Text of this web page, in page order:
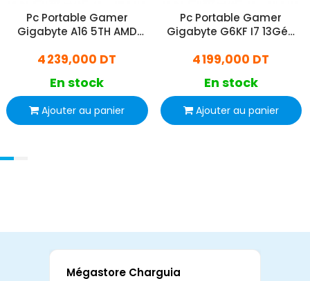
Pc Portable Gamer
Gigabyte A16 5TH AMD
RTX 5050 8Go
4 239,000 DT
En stock
Ajouter au panier
Pc Portable Gamer
Gigabyte G6KF I7 13Gén
4 199,000 DT
En stock
Ajouter au panier
Mégastore Charguia